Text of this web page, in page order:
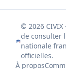
© 2026
de consulter
nationale
officielles.
À propos